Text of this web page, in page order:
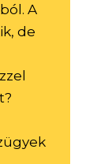
A
de